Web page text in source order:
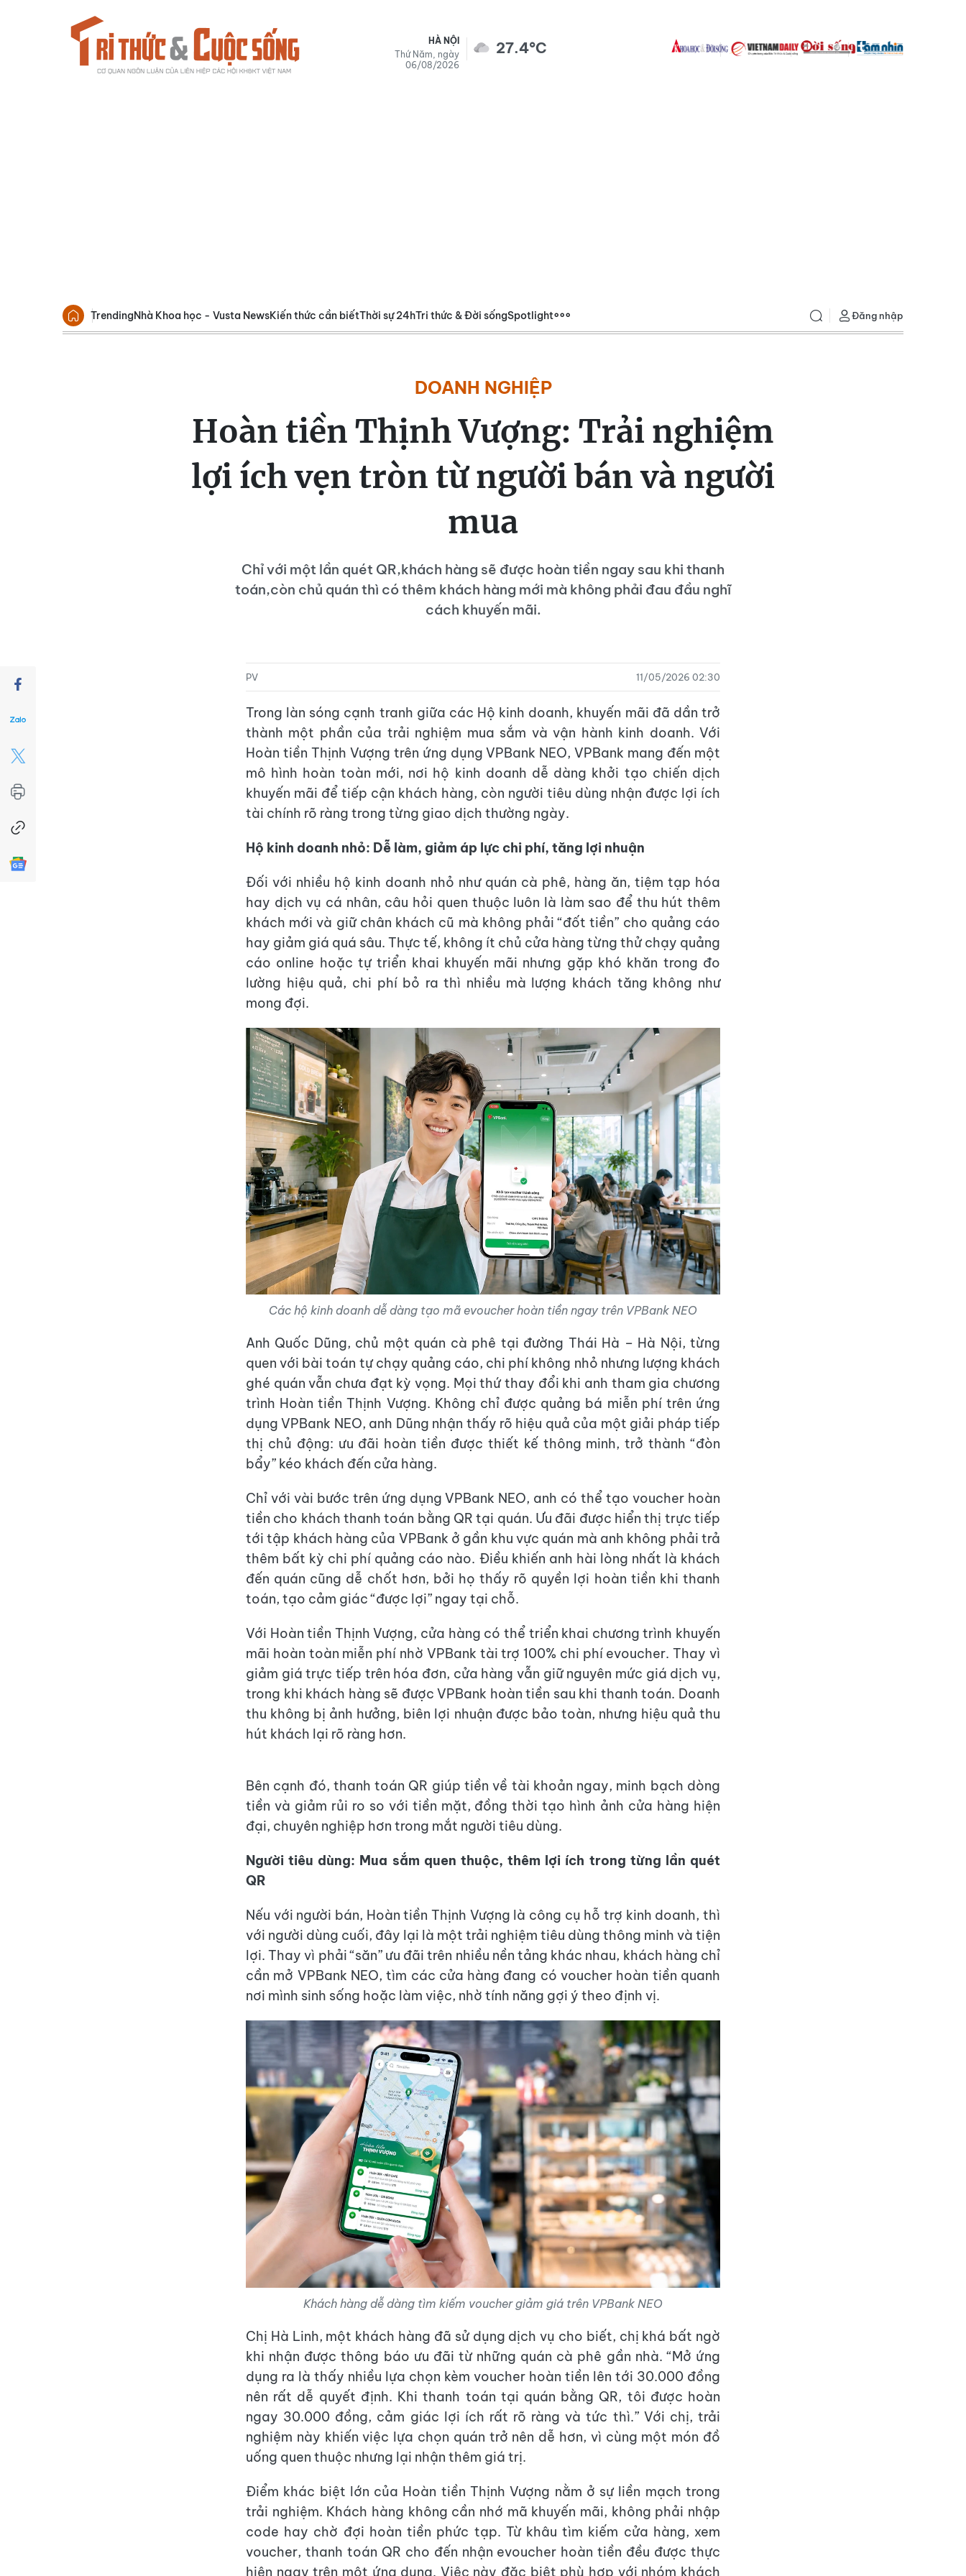
HÀ NỘI
Thứ Năm, ngày
06/08/2026
27.4°C
TrendingNhà Khoa học - Vusta NewsKiến thức cần biếtThời sự 24hTri thức & Đời sốngSpotlight Đăng nhập
DOANH NGHIỆP
Hoàn tiền Thịnh Vượng: Trải nghiệm
lợi ích vẹn tròn từ người bán và người
mua
Chỉ với một lần quét QR,khách hàng sẽ được hoàn tiền ngay sau khi thanh
toán,còn chủ quán thì có thêm khách hàng mới mà không phải đau đầu nghĩ
cách khuyến mãi.
PV 11/05/2026 02:30
Trong làn sóng cạnh tranh giữa các Hộ kinh doanh, khuyến mãi đã dần trở
thành một phần của trải nghiệm mua sắm và vận hành kinh doanh. Với
Hoàn tiền Thịnh Vượng trên ứng dụng VPBank NEO, VPBank mang đến một
mô hình hoàn toàn mới, nơi hộ kinh doanh dễ dàng khởi tạo chiến dịch
khuyến mãi để tiếp cận khách hàng, còn người tiêu dùng nhận được lợi ích
tài chính rõ ràng trong từng giao dịch thường ngày.
Hộ kinh doanh nhỏ: Dễ làm, giảm áp lực chi phí, tăng lợi nhuận
Đối với nhiều hộ kinh doanh nhỏ như quán cà phê, hàng ăn, tiệm tạp hóa
hay dịch vụ cá nhân, câu hỏi quen thuộc luôn là làm sao để thu hút thêm
khách mới và giữ chân khách cũ mà không phải “đốt tiền” cho quảng cáo
hay giảm giá quá sâu. Thực tế, không ít chủ cửa hàng từng thử chạy quảng
cáo online hoặc tự triển khai khuyến mãi nhưng gặp khó khăn trong đo
lường hiệu quả, chi phí bỏ ra thì nhiều mà lượng khách tăng không như
mong đợi.
Các hộ kinh doanh dễ dàng tạo mã evoucher hoàn tiền ngay trên VPBank NEO
Anh Quốc Dũng, chủ một quán cà phê tại đường Thái Hà – Hà Nội, từng
quen với bài toán tự chạy quảng cáo, chi phí không nhỏ nhưng lượng khách
ghé quán vẫn chưa đạt kỳ vọng. Mọi thứ thay đổi khi anh tham gia chương
trình Hoàn tiền Thịnh Vượng. Không chỉ được quảng bá miễn phí trên ứng
dụng VPBank NEO, anh Dũng nhận thấy rõ hiệu quả của một giải pháp tiếp
thị chủ động: ưu đãi hoàn tiền được thiết kế thông minh, trở thành “đòn
bẩy” kéo khách đến cửa hàng.
Chỉ với vài bước trên ứng dụng VPBank NEO, anh có thể tạo voucher hoàn
tiền cho khách thanh toán bằng QR tại quán. Ưu đãi được hiển thị trực tiếp
tới tập khách hàng của VPBank ở gần khu vực quán mà anh không phải trả
thêm bất kỳ chi phí quảng cáo nào. Điều khiến anh hài lòng nhất là khách
đến quán cũng dễ chốt hơn, bởi họ thấy rõ quyền lợi hoàn tiền khi thanh
toán, tạo cảm giác “được lợi” ngay tại chỗ.
Với Hoàn tiền Thịnh Vượng, cửa hàng có thể triển khai chương trình khuyến
mãi hoàn toàn miễn phí nhờ VPBank tài trợ 100% chi phí evoucher. Thay vì
giảm giá trực tiếp trên hóa đơn, cửa hàng vẫn giữ nguyên mức giá dịch vụ,
trong khi khách hàng sẽ được VPBank hoàn tiền sau khi thanh toán. Doanh
thu không bị ảnh hưởng, biên lợi nhuận được bảo toàn, nhưng hiệu quả thu
hút khách lại rõ ràng hơn.
Bên cạnh đó, thanh toán QR giúp tiền về tài khoản ngay, minh bạch dòng
tiền và giảm rủi ro so với tiền mặt, đồng thời tạo hình ảnh cửa hàng hiện
đại, chuyên nghiệp hơn trong mắt người tiêu dùng.
Người tiêu dùng: Mua sắm quen thuộc, thêm lợi ích trong từng lần quét
QR
Nếu với người bán, Hoàn tiền Thịnh Vượng là công cụ hỗ trợ kinh doanh, thì
với người dùng cuối, đây lại là một trải nghiệm tiêu dùng thông minh và tiện
lợi. Thay vì phải “săn” ưu đãi trên nhiều nền tảng khác nhau, khách hàng chỉ
cần mở VPBank NEO, tìm các cửa hàng đang có voucher hoàn tiền quanh
nơi mình sinh sống hoặc làm việc, nhờ tính năng gợi ý theo định vị.
Khách hàng dễ dàng tìm kiếm voucher giảm giá trên VPBank NEO
Chị Hà Linh, một khách hàng đã sử dụng dịch vụ cho biết, chị khá bất ngờ
khi nhận được thông báo ưu đãi từ những quán cà phê gần nhà. “Mở ứng
dụng ra là thấy nhiều lựa chọn kèm voucher hoàn tiền lên tới 30.000 đồng
nên rất dễ quyết định. Khi thanh toán tại quán bằng QR, tôi được hoàn
ngay 30.000 đồng, cảm giác lợi ích rất rõ ràng và tức thì.” Với chị, trải
nghiệm này khiến việc lựa chọn quán trở nên dễ hơn, vì cùng một món đồ
uống quen thuộc nhưng lại nhận thêm giá trị.
Điểm khác biệt lớn của Hoàn tiền Thịnh Vượng nằm ở sự liền mạch trong
trải nghiệm. Khách hàng không cần nhớ mã khuyến mãi, không phải nhập
code hay chờ đợi hoàn tiền phức tạp. Từ khâu tìm kiếm cửa hàng, xem
voucher, thanh toán QR cho đến nhận evoucher hoàn tiền đều được thực
hiện ngay trên một ứng dụng. Việc này đặc biệt phù hợp với nhóm khách